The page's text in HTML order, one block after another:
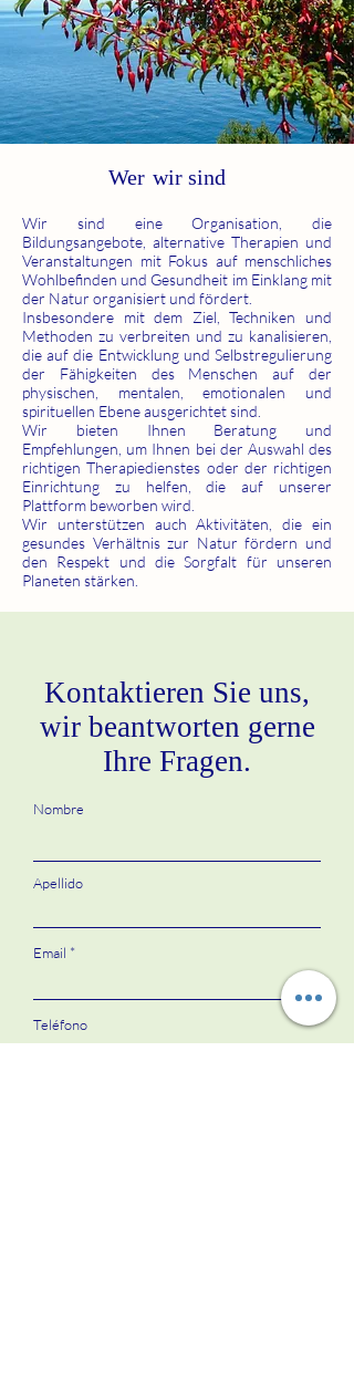
Wer wir sind
Wir sind eine Organisation, die
Bildungsangebote, alternative Therapien und
Veranstaltungen mit Fokus auf menschliches
Wohlbefinden und Gesundheit im Einklang mit
der Natur organisiert und fördert.
Insbesondere mit dem Ziel, Techniken und
Methoden zu verbreiten und zu kanalisieren,
die auf die Entwicklung und Selbstregulierung
der Fähigkeiten des Menschen auf der
physischen, mentalen, emotionalen und
spirituellen Ebene ausgerichtet sind.
Wir bieten Ihnen Beratung und
Empfehlungen, um Ihnen bei der Auswahl des
richtigen Therapiedienstes oder der richtigen
Einrichtung zu helfen, die auf unserer
Plattform beworben wird.
Wir unterstützen auch Aktivitäten, die ein
gesundes Verhältnis zur Natur fördern und
den Respekt und die Sorgfalt für unseren
Planeten stärken.
Kontaktieren Sie uns,
wir beantworten gerne
Ihre Fragen.
Nombre
Apellido
Email
Teléfono